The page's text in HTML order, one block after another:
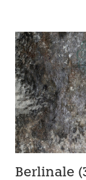
Berlinale